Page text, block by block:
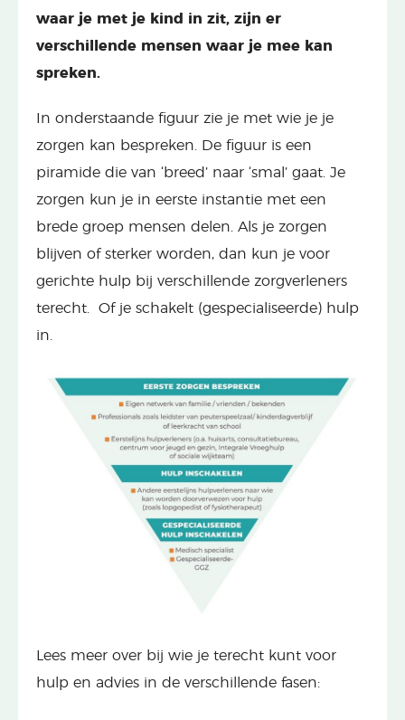
waar je met je kind in zit, zijn er
verschillende mensen waar je mee kan
spreken.
In onderstaande figuur zie je met wie je je
zorgen kan bespreken. De figuur is een
piramide die van ‘breed’ naar ‘smal’ gaat. Je
zorgen kun je in eerste instantie met een
brede groep mensen delen. Als je zorgen
blijven of sterker worden, dan kun je voor
gerichte hulp bij verschillende zorgverleners
terecht. Of je schakelt (gespecialiseerde) hulp
in.
Lees meer over bij wie je terecht kunt voor
hulp en advies in de verschillende fasen: